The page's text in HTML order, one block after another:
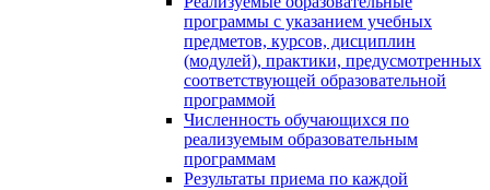
программы с указанием учебных
предметов, курсов, дисциплин
(модулей), практики, предусмотренных
соответствующей образовательной
программой
Численность обучающихся по
реализуемым образовательным
программам
Результаты приема по каждой